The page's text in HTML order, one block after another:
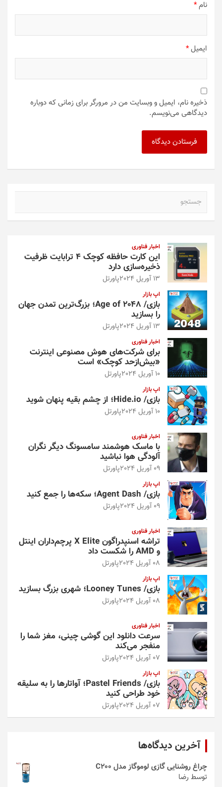
نام*
ایمیل*
ذخیره نام، ایمیل و وبسایت من در مرورگر برای زمانی که دوباره
دیدگاهی می‌نویسم.
اخبار فناوری
این کارت حافظه کوچک ۴ ترابایت ظرفیت
ذخیره‌سازی دارد
13 آوریل 2024 پاورتل
اپ بازار
بازی/ Age of 2048؛ بزرگ‌ترین تمدن جهان
را بسازید
13 آوریل 2024 پاورتل
اخبار فناوری
برای شرکت‌های هوش مصنوعی اینترنت
«بیش‌از‌حد کوچک» است
10 آوریل 2024 پاورتل
اپ بازار
بازی/ Hide.io؛ از چشم بقیه پنهان شوید
10 آوریل 2024 پاورتل
اخبار فناوری
با ماسک هوشمند سامسونگ دیگر نگران
آلودگی هوا نباشید
09 آوریل 2024 پاورتل
اپ بازار
بازی/ Agent Dash؛ سکه‌ها را جمع کنید
09 آوریل 2024 پاورتل
اخبار فناوری
تراشه اسنپدراگون X Elite پرچم‌داران اینتل
و AMD را شکست داد
08 آوریل 2024 پاورتل
اپ بازار
بازی/ Looney Tunes؛ شهری بزرگ بسازید
08 آوریل 2024 پاورتل
اخبار فناوری
سرعت دانلود این گوشی چینی، مغز شما را
منفجر می‌کند
07 آوریل 2024 پاورتل
اپ بازار
بازی/ Pastel Friends؛ آواتارها را به سلیقه
خود طراحی کنید
07 آوریل 2024 پاورتل
آخرین دیدگاه‌ها
چراغ روشنایی گازی لوموگاز مدل C200
توسط رضا